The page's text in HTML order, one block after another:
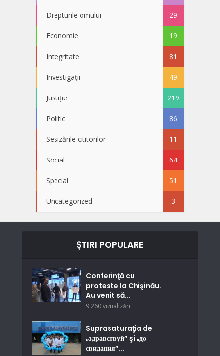
Drepturile omului 29
Economie 19
Integritate 81
Investigații 49
Justiție 219
Politic 86
Sesizările cititorilor 11
Social 64
Special 51
Uncategorized 3
ȘTIRI POPULARE
Conferinţă cu
proteste la Chişinău.
Au venit să...
9.260 vizualizări
Suprasaturaţia de
„здравствуй” şi „до
свидания”...